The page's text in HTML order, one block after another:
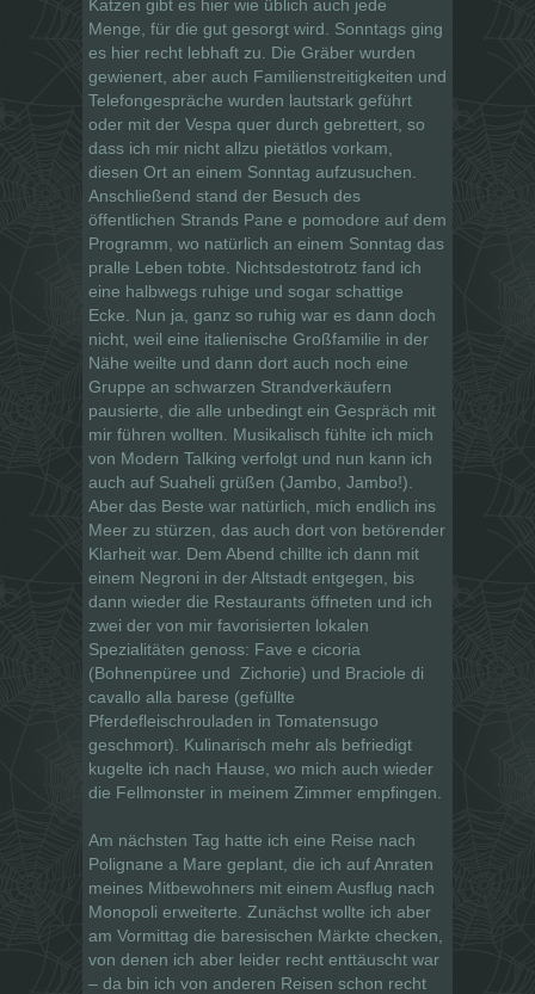
Katzen gibt es hier wie üblich auch jede
Menge, für die gut gesorgt wird. Sonntags ging
es hier recht lebhaft zu. Die Gräber wurden
gewienert, aber auch Familienstreitigkeiten und
Telefongespräche wurden lautstark geführt
oder mit der Vespa quer durch gebrettert, so
dass ich mir nicht allzu pietätlos vorkam,
diesen Ort an einem Sonntag aufzusuchen.
Anschließend stand der Besuch des
öffentlichen Strands Pane e pomodore auf dem
Programm, wo natürlich an einem Sonntag das
pralle Leben tobte. Nichtsdestotrotz fand ich
eine halbwegs ruhige und sogar schattige
Ecke. Nun ja, ganz so ruhig war es dann doch
nicht, weil eine italienische Großfamilie in der
Nähe weilte und dann dort auch noch eine
Gruppe an schwarzen Strandverkäufern
pausierte, die alle unbedingt ein Gespräch mit
mir führen wollten. Musikalisch fühlte ich mich
von Modern Talking verfolgt und nun kann ich
auch auf Suaheli grüßen (Jambo, Jambo!).
Aber das Beste war natürlich, mich endlich ins
Meer zu stürzen, das auch dort von betörender
Klarheit war. Dem Abend chillte ich dann mit
einem Negroni in der Altstadt entgegen, bis
dann wieder die Restaurants öffneten und ich
zwei der von mir favorisierten lokalen
Spezialitäten genoss: Fave e cicoria
(Bohnenpüree und
Zichorie) und Braciole di
cavallo alla barese (gefüllte
Pferdefleischrouladen in Tomatensugo
geschmort). Kulinarisch mehr als befriedigt
kugelte ich nach Hause, wo mich auch wieder
die Fellmonster in meinem Zimmer empfingen.
Am nächsten Tag hatte ich eine Reise nach
Polignane a Mare geplant, die ich auf Anraten
meines Mitbewohners mit einem Ausflug nach
Monopoli erweiterte. Zunächst wollte ich aber
am Vormittag die baresischen Märkte checken,
von denen ich aber leider recht enttäuscht war
– da bin ich von anderen Reisen schon recht